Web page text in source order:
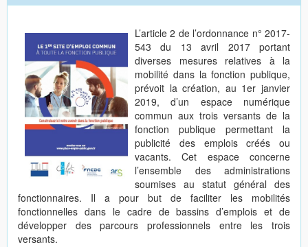
L’article 2 de l’ordonnance n° 2017-
543 du 13 avril 2017 portant
diverses mesures relatives à la
mobilité dans la fonction publique,
prévoit la création, au 1er janvier
2019, d’un espace numérique
commun aux trois versants de la
fonction publique permettant la
publicité des emplois créés ou
vacants. Cet espace concerne
l’ensemble des administrations
soumises au statut général des
fonctionnaires. Il a pour but de faciliter les mobilités
fonctionnelles dans le cadre de bassins d’emplois et de
développer des parcours professionnels entre les trois
versants.